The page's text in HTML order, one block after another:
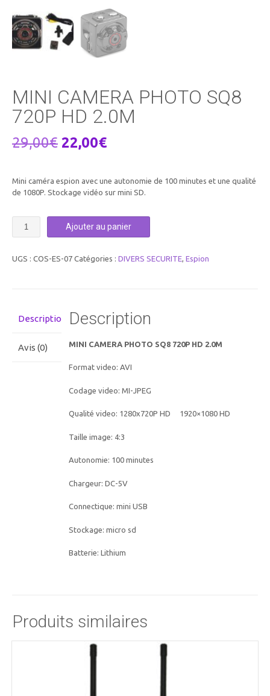
MINI CAMERA PHOTO SQ8
720P HD 2.0M
29,00€ Le
initial
29,00€.
22,00€Le
actuel
22,00€.
Mini caméra espion avec une autonomie de 100 minutes et une qualité
de 1080P. Stockage vidéo sur mini SD.
CAMERA
Ajouter au panier
UGS : COS-ES-07 Catégories : DIVERS SECURITE, Espion
Description
Avis (0)
Description
MINI CAMERA PHOTO SQ8 720P HD 2.0M
Format video: AVI
Codage video: MI-JPEG
Qualité video: 1280x720P HD 1920×1080 HD
Taille image: 4:3
Autonomie: 100 minutes
Chargeur: DC-5V
Connectique: mini USB
Stockage: micro sd
Batterie: Lithium
Produits similaires